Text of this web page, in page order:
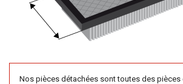
Nos pièces détachées sont toutes des pièces